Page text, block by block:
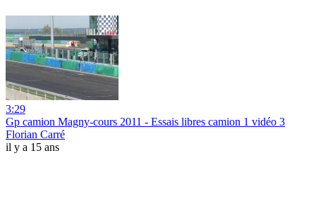
3:29
Gp camion Magny-cours 2011 - Essais libres camion 1 vidéo 3
Florian Carré
il y a 15 ans